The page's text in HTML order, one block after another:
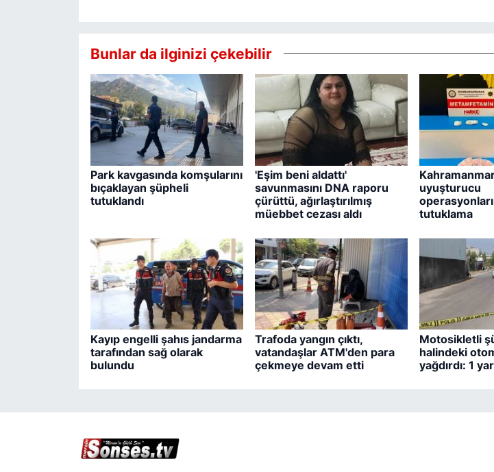
Bunlar da ilginizi çekebilir
Park kavgasında komşularını
bıçaklayan şüpheli
tutuklandı
'Eşim beni aldattı'
savunmasını DNA raporu
çürüttü, ağırlaştırılmış
müebbet cezası aldı
uyuşturucu
tutuklama
Kayıp engelli şahıs jandarma
tarafından sağ olarak
bulundu
Trafoda yangın çıktı,
vatandaşlar ATM'den para
çekmeye devam etti
Motosikletli
halindeki
yağdırdı: 1